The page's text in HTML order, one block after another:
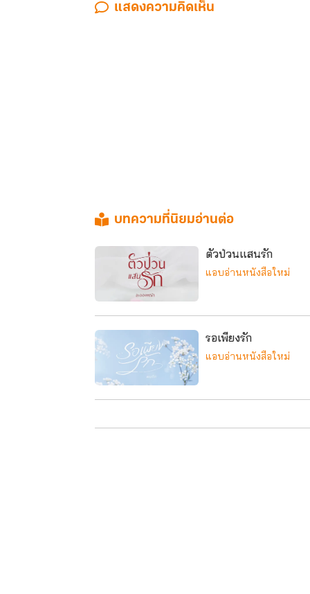
แสดงความคิดเห็น
บทความที่นิยมอ่านต่อ
ตัวป่วนแสนรัก
แอบอ่านหนังสือใหม่
รอเพียงรัก
แอบอ่านหนังสือใหม่